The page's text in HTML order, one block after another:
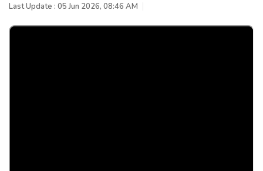
Last Update : 05 Jun 2026, 08:46 AM